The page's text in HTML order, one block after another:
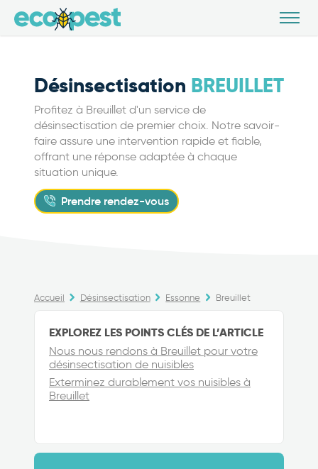
Désinsectisation BREUILLET
Profitez à Breuillet d'un service de
désinsectisation de premier choix. Notre savoir-
faire assure une intervention rapide et fiable,
offrant une réponse adaptée à chaque
situation unique.
Prendre rendez-vous
Accueil Désinsectisation Essonne Breuillet
EXPLOREZ LES POINTS CLÉS DE L’ARTICLE
Nous nous rendons à Breuillet pour votre
désinsectisation de nuisibles
Exterminez durablement vos nuisibles à
Breuillet